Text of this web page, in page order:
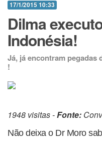
17/1/2015 10:33
Dilma
Indonésia!
Já, já encontram pegadas
!
1948 visitas -Fonte:
Não deixa o Dr Moro